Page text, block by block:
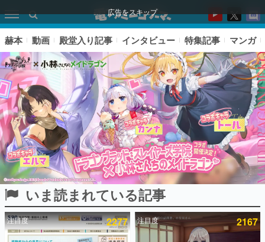
広告をスキップ
ピックアップ
電ファミのいま読まれている記事ランキング
赫本 動画 殿堂入り記事 インタビュー 特集記事 マンガ
いま読まれている記事
注目度 2277 注目度 2167